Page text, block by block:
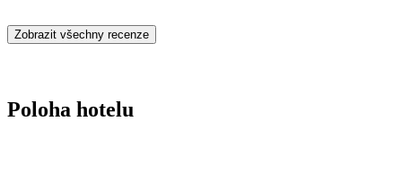
Zobrazit všechny recenze
Poloha hotelu